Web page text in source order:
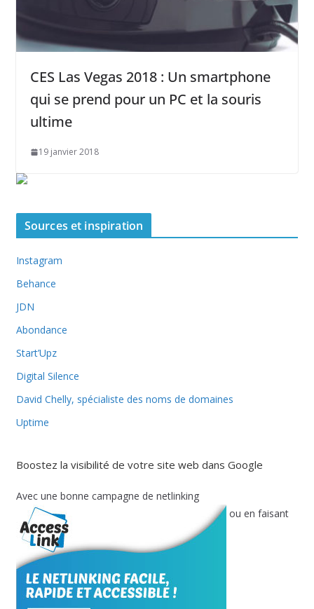
CES Las Vegas 2018 : Un smartphone
qui se prend pour un PC et la souris
ultime
19 janvier 2018
Sources et inspiration
Instagram
Behance
JDN
Abondance
Start’Upz
Digital Silence
David Chelly, spécialiste des noms de domaines
Uptime
Boostez la visibilité de votre site web dans Google
Avec une bonne campagne de netlinking
ou en faisant